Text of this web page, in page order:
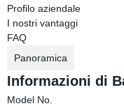
Profilo aziendale
I nostri vantaggi
FAQ
Panoramica
Informazioni di
Model No.